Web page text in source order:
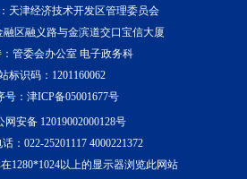
天津经济技术开发区管理委员会
区融义路与金滨道交口宝信大厦
管委会办公室 电子政务科
标识码：1201160062
号：津ICP备05001677号
网安备 12019002000128号
：022-25201117 4000221372
1280*1024以上的显示器浏览此网站